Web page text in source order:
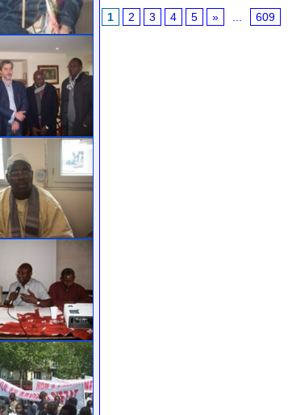
1
2 3 4 5 » ... 609